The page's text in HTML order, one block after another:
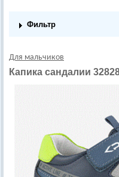
Фильтр
Для мальчиков
Капика сандалии